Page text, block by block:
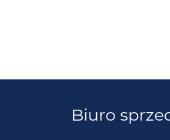
Biuro